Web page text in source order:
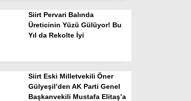
Siirt Pervari Balında
Üreticinin Yüzü Gülüyor! Bu
Yıl da Rekolte İyi
Siirt Eski Milletvekili Öner
Gülyeşil’den AK Parti Genel
Başkanvekili Mustafa Elitaş’a